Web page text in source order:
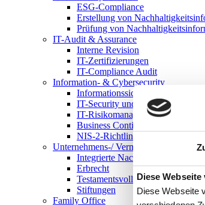
Details
Diese
Diese Webseite
ESG-Compliance
Erstellung von
Prüfung von
IT-Audit & Assurance
Interne Revision
IT-Zertifizierungen
IT-Compliance Audit
Information- & Cybersecurity
IT-Security und Cybersecurity
IT-Risikomanagement
Business Continuity Management
NIS-2-Richtlinie
Unternehmens-/Vermögensnachfolge
Integrierte Nachfolge- und
Erbrecht
Testamentsvollstreckung
Stiftungen
Family Office